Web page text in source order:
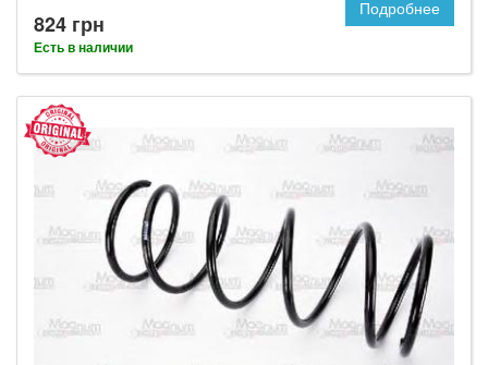
824 грн
Есть в наличии
Подробнее